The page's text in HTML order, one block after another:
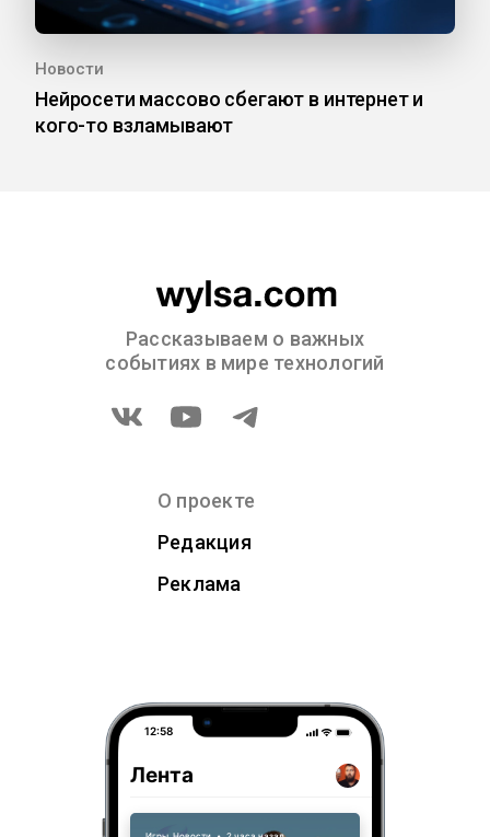
Новости
Нейросети массово сбегают в интернет и
кого-то взламывают
Рассказываем о важных
событиях в мире технологий
О проекте
Редакция
Реклама
12:58
Лента